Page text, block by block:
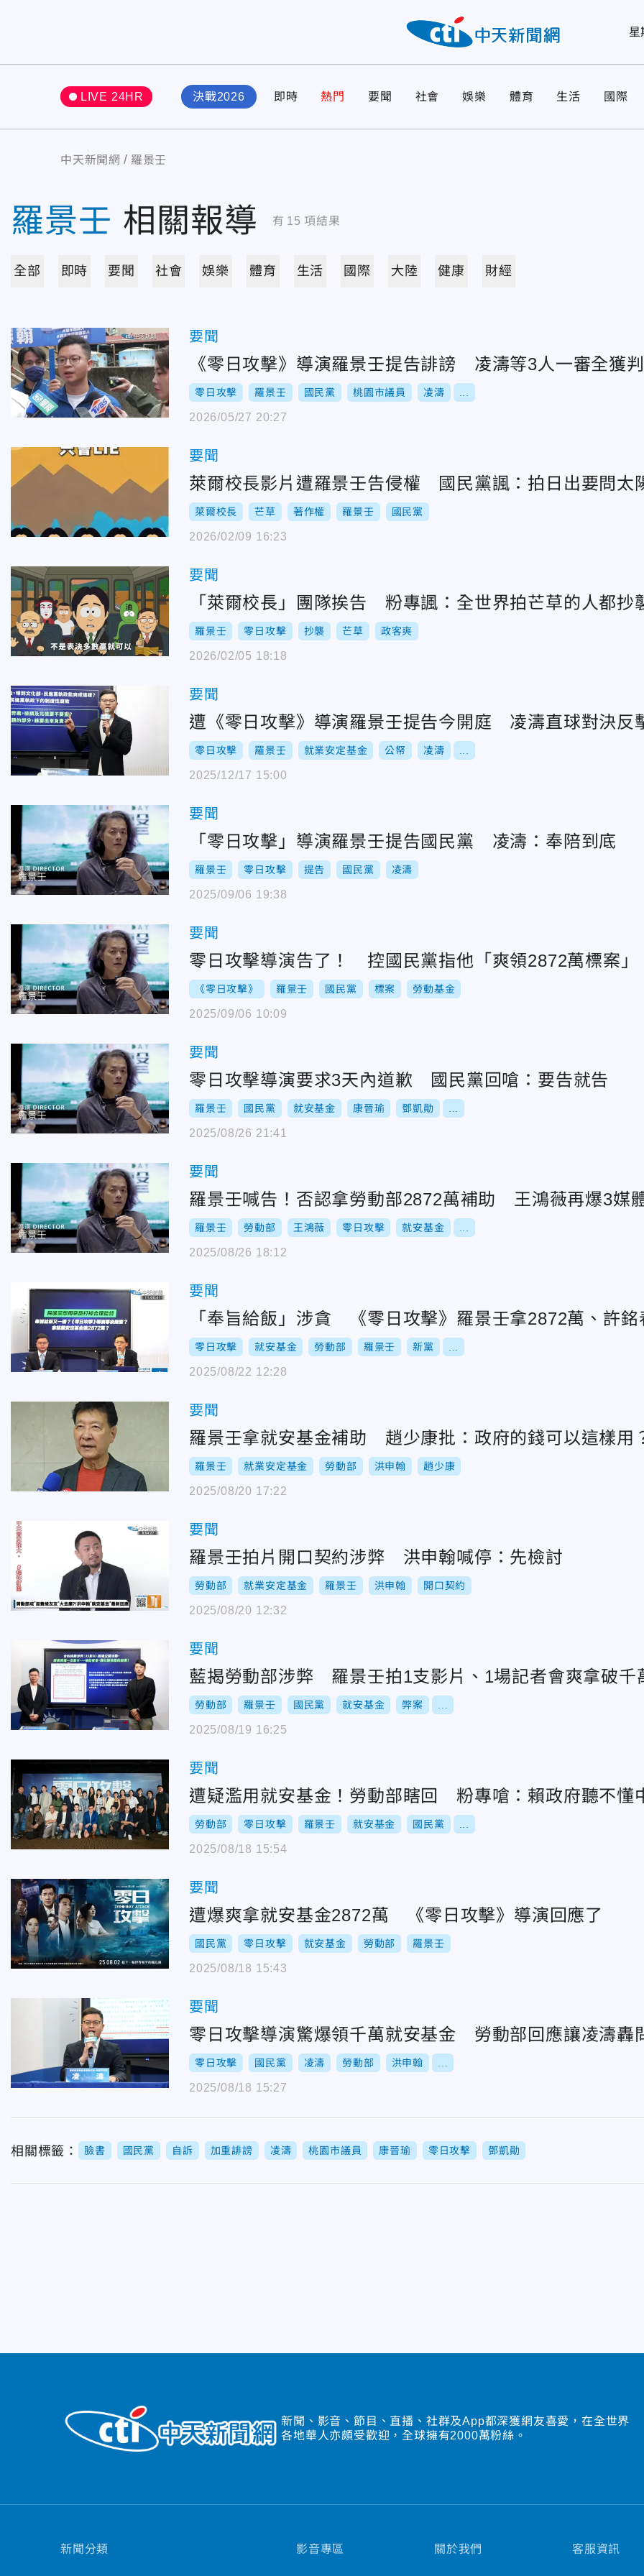
星
LIVE 24HR 決戰2026 即時 熱門 要聞 社會 娛樂 體育 生活 國際
中天新聞網 羅景壬
羅景壬 相關報導 有 15 項結果
全部 即時 要聞 社會 娛樂 體育 生活 國際 大陸 健康 財經
要聞
《零日攻擊》導演羅景壬提告誹謗 凌濤等3人一審全獲
零日攻擊 羅景壬 國民黨 桃園市議員 凌濤
2026/05/27 20:27
要聞
萊爾校長影片遭羅景壬告侵權 國民黨諷：拍日出要問太
萊爾校長 芒草 著作權 羅景壬 國民黨
2026/02/09 16:23
要聞
「萊爾校長」團隊挨告 粉專諷：全世界拍芒草的人都抄
羅景壬 零日攻擊 抄襲 芒草 政客爽
2026/02/05 18:18
要聞
遭《零日攻擊》導演羅景壬提告今開庭 凌濤直球對決反
零日攻擊 羅景壬 就業安定基金 公帑 凌濤
2025/12/17 15:00
要聞
「零日攻擊」導演羅景壬提告國民黨 凌濤：奉陪到底
羅景壬 零日攻擊 提告 國民黨 凌濤
2025/09/06 19:38
要聞
零日攻擊導演告了！ 控國民黨指他「爽領2872萬標案」
《零日攻擊》 羅景壬 國民黨 標案 勞動基金
2025/09/06 10:09
要聞
零日攻擊導演要求3天內道歉 國民黨回嗆：要告就告
羅景壬 國民黨 就安基金 康晉瑜 鄧凱勛
2025/08/26 21:41
要聞
羅景壬喊告！否認拿勞動部2872萬補助 王鴻薇再爆3媒
羅景壬 勞動部 王鴻薇 零日攻擊 就安基金
2025/08/26 18:12
要聞
「奉旨給飯」涉貪 《零日攻擊》羅景壬拿2872萬、許銘
零日攻擊 就安基金 勞動部 羅景壬 新黨
2025/08/22 12:28
要聞
羅景壬拿就安基金補助 趙少康批：政府的錢可以這樣用
羅景壬 就業安定基金 勞動部 洪申翰 趙少康
2025/08/20 17:22
要聞
羅景壬拍片開口契約涉弊 洪申翰喊停：先檢討
勞動部 就業安定基金 羅景壬 洪申翰 開口契約
2025/08/20 12:32
要聞
藍揭勞動部涉弊 羅景壬拍1支影片、1場記者會爽拿破千
勞動部 羅景壬 國民黨 就安基金 弊案
2025/08/19 16:25
要聞
遭疑濫用就安基金！勞動部瞎回 粉專嗆：賴政府聽不懂
勞動部 零日攻擊 羅景壬 就安基金 國民黨
2025/08/18 15:54
要聞
遭爆爽拿就安基金2872萬 《零日攻擊》導演回應了
國民黨 零日攻擊 就安基金 勞動部 羅景壬
2025/08/18 15:43
要聞
零日攻擊導演驚爆領千萬就安基金 勞動部回應讓凌濤轟
零日攻擊 國民黨 凌濤 勞動部 洪申翰
2025/08/18 15:27
相關標籤： 臉書 國民黨 自訴 加重誹謗 凌濤 桃園市議員 康晉瑜 零日攻擊 鄧凱勛
新聞、影音、節目、直播、社群及App都深獲網友喜愛，在全世界
各地華人亦頗受歡迎，全球擁有2000萬粉絲。
新聞分類 影音專區 關於我們 客服資訊